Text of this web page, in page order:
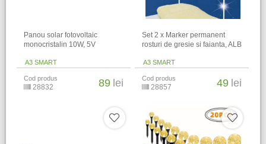
Panou solar fotovoltaic
monocristalin 10W, 5V
A3 SMART
Cod produs
28832 89 lei
Set 2 x Marker permanent
rosturi de gresie si faianta, ALB
A3 SMART
Cod produs
28857 49 lei